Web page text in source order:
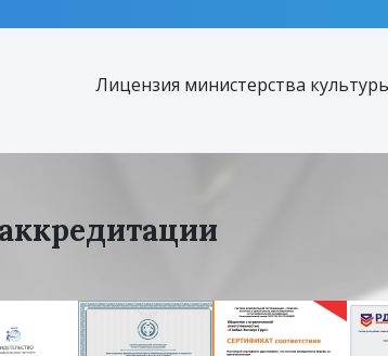
Лицензия министерства